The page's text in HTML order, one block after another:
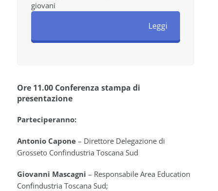
giovani
Leggi
Ore 11.00 Conferenza stampa di
presentazione
Parteciperanno:
Antonio Capone– Direttore Delegazione di
Grosseto Confindustria Toscana Sud
Giovanni Mascagni – Responsabile Area Education
Confindustria Toscana Sud;